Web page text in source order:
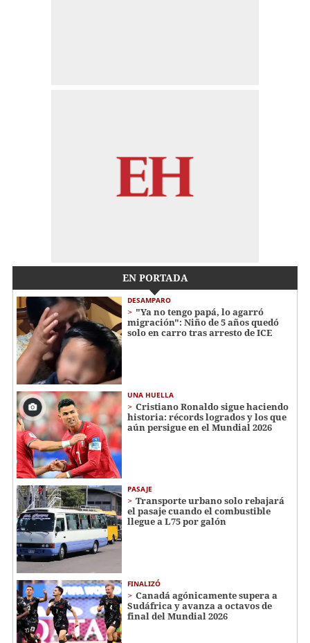
EN PORTADA
DESAMPARO
"Ya no tengo papá, lo agarró
migración": Niño de 5 años quedó
solo en carro tras arresto de ICE
UNA HUELLA
Cristiano Ronaldo sigue haciendo
historia: récords logrados y los que
aún persigue en el Mundial 2026
PASAJE
Transporte urbano solo rebajará
el pasaje cuando el combustible
llegue a L75 por galón
FINALIZÓ
Canadá agónicamente supera a
Sudáfrica y avanza a octavos de
final del Mundial 2026